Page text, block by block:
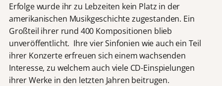
Erfolge wurde ihr zu Lebzeiten kein Platz in der
amerikanischen Musikgeschichte zugestanden. Ein
Großteil ihrer rund 400 Kompositionen blieb
unveröffentlicht. Ihre vier Sinfonien wie auch ein Teil
ihrer Konzerte erfreuen sich einem wachsenden
Interesse, zu welchem auch viele CD-Einspielungen
ihrer Werke in den letzten Jahren beitrugen.